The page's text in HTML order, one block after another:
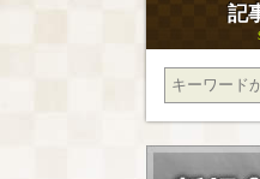
記